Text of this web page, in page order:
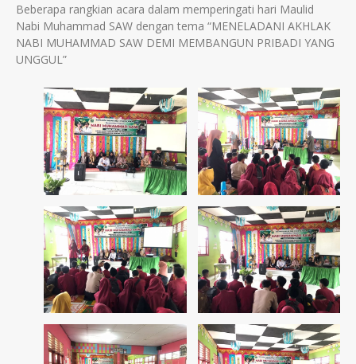
Beberapa rangkian acara dalam memperingati hari Maulid
Nabi Muhammad SAW dengan tema “MENELADANI AKHLAK
NABI MUHAMMAD SAW DEMI MEMBANGUN PRIBADI YANG
UNGGUL”